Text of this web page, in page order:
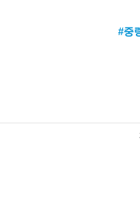
#중